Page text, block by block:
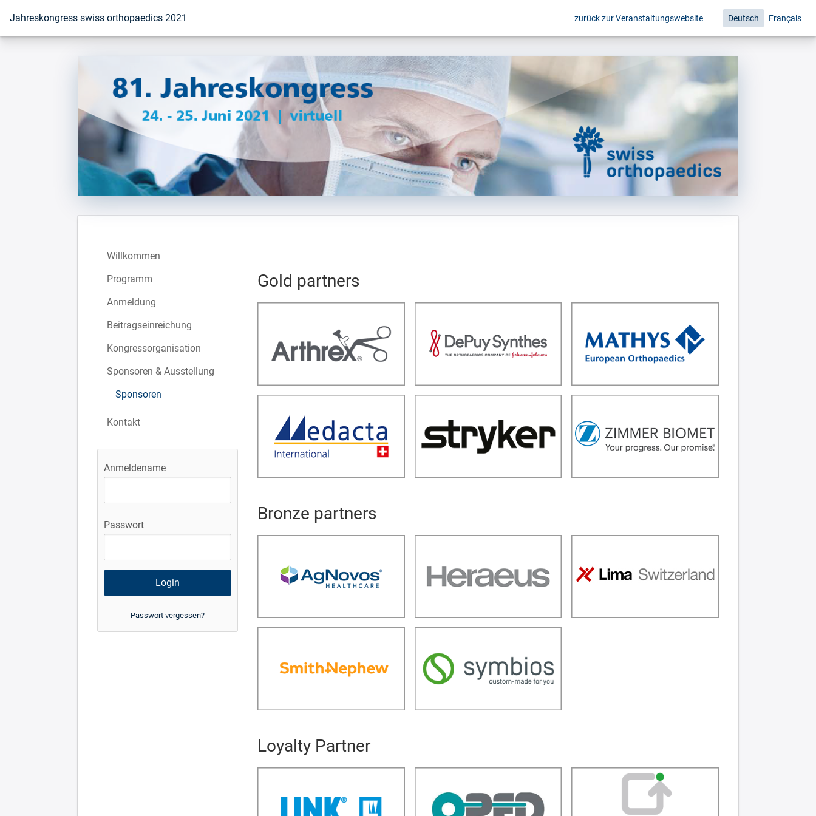
Zur Startseite
Jahreskongress swiss orthopaedics 2021 zurück zur Veranstaltungswebsite Deutsch Français
Willkommen
Programm
Anmeldung
Beitragseinreichung
Kongressorganisation
Sponsoren & Ausstellung
Sponsoren
Kontakt
Anmeldename
Passwort
Passwort vergessen?
Gold partners
Bronze partners
Loyalty Partner